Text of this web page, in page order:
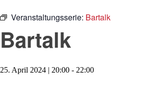
Veranstaltungsserie: Bartalk
Bartalk
25. April 2024 | 20:00 - 22:00